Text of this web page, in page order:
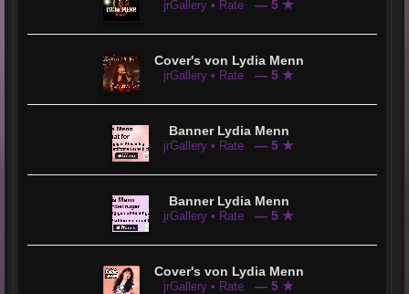
jrGallery • Rate — 5 ★
Cover's von Lydia Menn
jrGallery • Rate — 5 ★
Banner Lydia Menn
jrGallery • Rate — 5 ★
Banner Lydia Menn
jrGallery • Rate — 5 ★
Cover's von Lydia Menn
jrGallery • Rate — 5 ★